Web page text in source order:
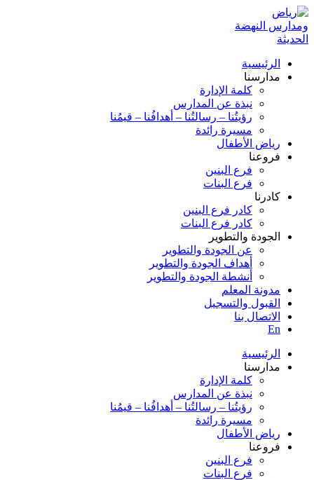
الرئيسية
مدارسنا
كلمة الإدارة
نبذة عن المدارس
رؤيتُنا – رسالتُنا – أهدافُنا – قيمُنا
مسيرة رائدة
رياض الأطفال
فروعنا
فرع البنين
فرع البنات
كادرنا
كادر فرع البنين
كادر فرع البنات
الجودة والتطوير
عن الجودة والتطوير
أهداف الجودة والتطوير
أنشطة الجودة والتطوير
مدونة المعلم
القبول والتسجيل
الاتصال بنا
En
الرئيسية
مدارسنا
كلمة الإدارة
نبذة عن المدارس
رؤيتُنا – رسالتُنا – أهدافُنا – قيمُنا
مسيرة رائدة
رياض الأطفال
فروعنا
فرع البنين
فرع البنات